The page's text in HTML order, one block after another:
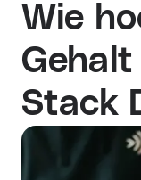
Wie
Gehalt
Stack